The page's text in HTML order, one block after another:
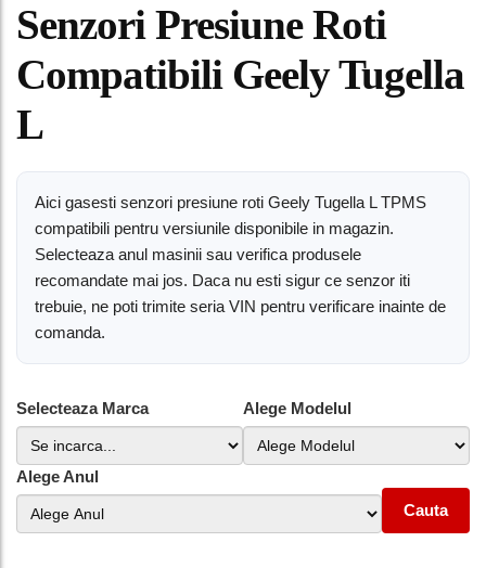
Senzori Presiune Roti
Compatibili Geely Tugella
L
Aici gasesti senzori presiune roti Geely Tugella L TPMS
compatibili pentru versiunile disponibile in magazin.
Selecteaza anul masinii sau verifica produsele
recomandate mai jos. Daca nu esti sigur ce senzor iti
trebuie, ne poti trimite seria VIN pentru verificare inainte de
comanda.
Selecteaza Marca Alege Modelul
Alege Anul
Cauta